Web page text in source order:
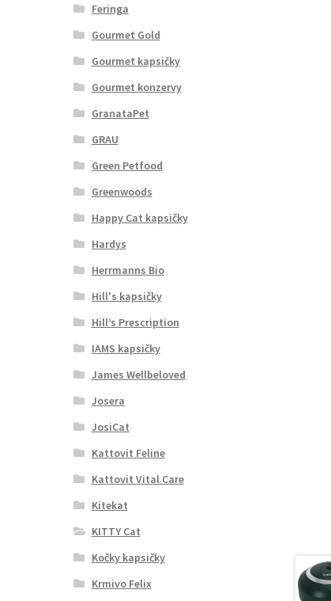
Feringa
Gourmet Gold
Gourmet kapsičky
Gourmet konzervy
GranataPet
GRAU
Green Petfood
Greenwoods
Happy Cat kapsičky
Hardys
Herrmanns Bio
Hill's kapsičky
Hill’s Prescription
IAMS kapsičky
James Wellbeloved
Josera
JosiCat
Kattovit Feline
Kattovit Vital Care
Kitekat
KITTY Cat
Kočky kapsičky
Krmivo Felix